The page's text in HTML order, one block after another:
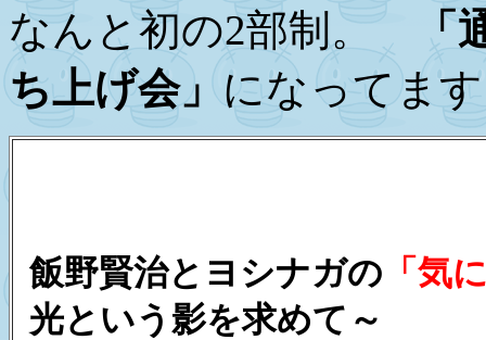
なんと初の2部制。
「
ち上げ会」 になってま
飯野賢治とヨシナガの 「気
光という影を求めて～